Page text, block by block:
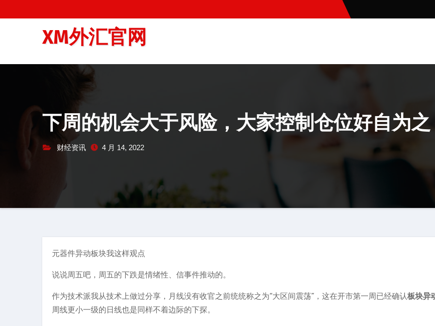
至
XM外汇官网
下周的机会大于风险，大家控制仓位好自为
财经资讯 4 月 14, 2022
元器件异动板块我这样观点
说说周五吧，周五的下跌是情绪性、信事件推动的。
作为技术派我从技术上做过分享，月线没有收官之前统统称之为“大区间震荡”，这在开市第一周已经确认板块异
周线更小一级的日线也是同样不着边际的下探。